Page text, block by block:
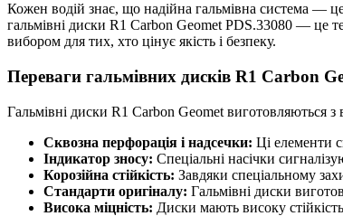
Кожен водій знає, що надійна гальмівна система —
гальмівні диски R1 Carbon Geomet PDS.33080 — це
вибором для тих, хто цінує якість і безпеку.
Переваги гальмівних дисків R1 Carbon
Гальмівні диски R1 Carbon Geomet виготовляються з
Сквозна перфорація і надсечки: Ці елементи
Індикатор зносу: Спеціальні насічки
Корозійна стійкість: Завдяки спеціальному
Стандарти оригіналу: Гальмівні диски
Висока міцність: Диски мають високу